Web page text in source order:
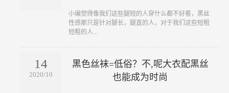
​小编觉得像我们这些腿短的人穿什么都不好看，黑丝
性感那只是针对腿长，腿直的人，对于我们这些短粗
短粗的人...
14
2020/10
黑色丝袜=低俗？不,呢大衣配黑丝
也能成为时尚